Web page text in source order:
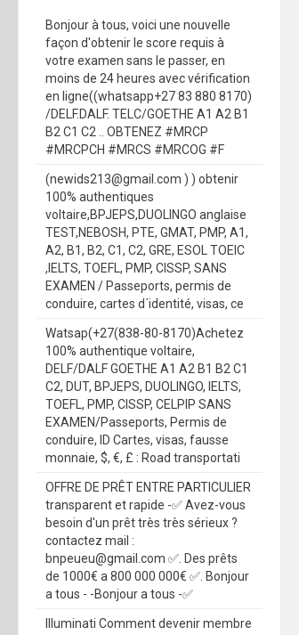
Bonjour à tous, voici une nouvelle
façon d'obtenir le score requis à
votre examen sans le passer, en
moins de 24 heures avec vérification
en ligne((whatsapp+27 83 880 8170)
/DELF.DALF. TELC/GOETHE A1 A2 B1
B2 C1 C2 .. OBTENEZ #MRCP
#MRCPCH #MRCS #MRCOG #F
(newids213@gmail.com ) ) obtenir
100% authentiques
voltaire,BPJEPS,DUOLINGO anglaise
TEST,NEBOSH, PTE, GMAT, PMP, A1,
A2, B1, B2, C1, C2, GRE, ESOL TOEIC
,IELTS, TOEFL, PMP, CISSP, SANS
EXAMEN / Passeports, permis de
conduire, cartes d´identité, visas, ce
Watsap(+27(838-80-8170)Achetez
100% authentique voltaire,
DELF/DALF GOETHE A1 A2 B1 B2 C1
C2, DUT, BPJEPS, DUOLINGO, IELTS,
TOEFL, PMP, CISSP, CELPIP SANS
EXAMEN/Passeports, Permis de
conduire, ID Cartes, visas, fausse
monnaie, $, €, £ : Road transportati
OFFRE DE PRÊT ENTRE PARTICULIER
transparent et rapide -✅ Avez-vous
besoin d'un prêt très très sérieux ?
contactez mail :
bnpeueu@gmail.com ✅. Des prêts
de 1000€ a 800 000 000€ ✅. Bonjour
a tous - -Bonjour a tous -✅
Illuminati Comment devenir membre